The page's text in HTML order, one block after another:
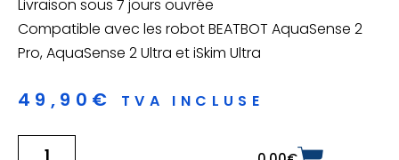
Livraison sous 7 jours ouvrée
Compatible avec les robot BEATBOT AquaSense 2
Pro, AquaSense 2 Ultra et iSkim Ultra
49,90 € TVA INCLUSE